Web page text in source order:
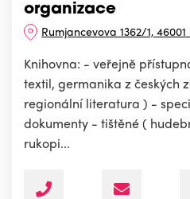
organizace
Rumjancevova 1362/1,
Knihovna: - veřejně
textil, germanika z českých
regionální literatura ) -
dokumenty - tištěné (
rukopi...